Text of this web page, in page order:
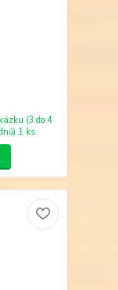
(3 do 4
1 ks